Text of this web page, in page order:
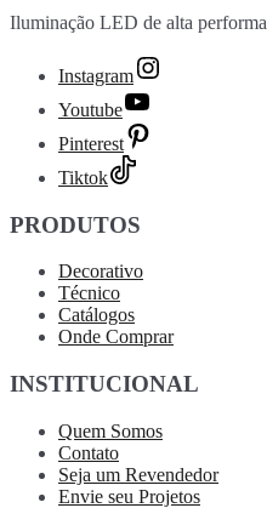
Iluminação LED de alta
Instagram
Youtube
Pinterest
Tiktok
PRODUTOS
Decorativo
Técnico
Catálogos
Onde Comprar
INSTITUCIONAL
Quem Somos
Contato
Seja um Revendedor
Envie seu Projetos